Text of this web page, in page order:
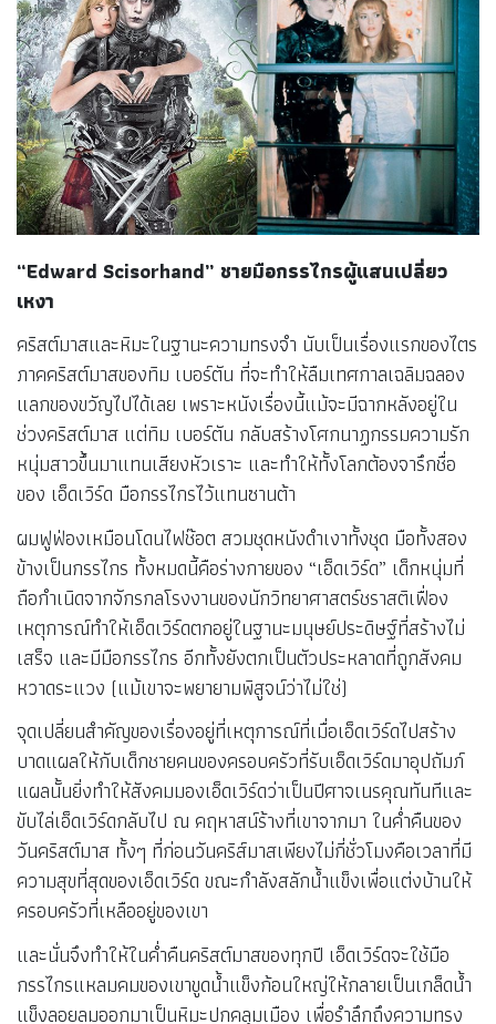
“Edward Scisorhand” ชายมือกรรไกรผู้แสนเปลี่ยว
เหงา
คริสต์มาสและหิมะในฐานะความทรงจำ นับเป็นเรื่องแรกของไตร
ภาคคริสต์มาสของทิม เบอร์ตัน ที่จะทำให้ลืมเทศกาลเฉลิมฉลอง
แลกของขวัญไปได้เลย เพราะหนังเรื่องนี้แม้จะมีฉากหลังอยู่ใน
ช่วงคริสต์มาส แต่ทิม เบอร์ตัน กลับสร้างโศกนาฏกรรมความรัก
หนุ่มสาวขึ้นมาแทนเสียงหัวเราะ และทำให้ทั้งโลกต้องจารึกชื่อ
ของ เอ็ดเวิร์ด มือกรรไกรไว้แทนซานต้า
ผมฟูฟ่องเหมือนโดนไฟช๊อต สวมชุดหนังดำเงาทั้งชุด มือทั้งสอง
ข้างเป็นกรรไกร ทั้งหมดนี้คือร่างกายของ “เอ็ดเวิร์ด” เด็กหนุ่มที่
ถือกำเนิดจากจักรกลโรงงานของนักวิทยาศาสตร์ชราสติเฟื่อง
เหตุการณ์ทำให้เอ็ดเวิร์ดตกอยู่ในฐานะมนุษย์ประดิษฐ์ที่สร้างไม่
เสร็จ และมีมือกรรไกร อีกทั้งยังตกเป็นตัวประหลาดที่ถูกสังคม
หวาดระแวง (แม้เขาจะพยายามพิสูจน์ว่าไม่ใช่)
จุดเปลี่ยนสำคัญของเรื่องอยู่ที่เหตุการณ์ที่เมื่อเอ็ดเวิร์ดไปสร้าง
บาดแผลให้กับเด็กชายคนของครอบครัวที่รับเอ็ดเวิร์ดมาอุปถัมภ์
แผลนั้นยิ่งทำให้สังคมมองเอ็ดเวิร์ดว่าเป็นปีศาจเนรคุณทันทีและ
ขับไล่เอ็ดเวิร์ดกลับไป ณ คฤหาสน์ร้างที่เขาจากมา ในค่ำคืนของ
วันคริสต์มาส ทั้งๆ ที่ก่อนวันคริส์มาสเพียงไม่กี่ชั่วโมงคือเวลาที่มี
ความสุขที่สุดของเอ็ดเวิร์ด ขณะกำลังสลักน้ำแข็งเพื่อแต่งบ้านให้
ครอบครัวที่เหลืออยู่ของเขา
และนั่นจึงทำให้ในค่ำคืนคริสต์มาสของทุกปี เอ็ดเวิร์ดจะใช้มือ
กรรไกรแหลมคมของเขาขูดน้ำแข็งก้อนใหญ่ให้กลายเป็นเกล็ดน้ำ
แข็งลอยลมออกมาเป็นหิมะปกคลุมเมือง เพื่อรำลึกถึงความทรง